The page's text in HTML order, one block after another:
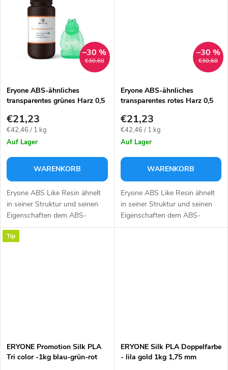
g
t
e
€30,60
–30 %
Eryone ABS-ähnliches
transparentes grünes Harz 0,5
€21,23
Verkaufspreis:
€42,46 / 1 kg
Auf Lager
WARENKORB
Eryone ABS Like Resin ähnelt
in seiner Struktur und seinen
Eigenschaften dem ABS-
Material und ist daher ideal für
den Präzisionsdruck und die
€30,60
–30 %
Eryone ABS-ähnliches
transparentes rotes Harz 0,5
€21,23
Verkaufspreis:
€42,46 / 1 kg
Auf Lager
WARENKORB
Eryone ABS Like Resin ähnelt
in seiner Struktur und seinen
Eigenschaften dem ABS-
Material und ist daher ideal für
Tip
ERYONE Promotion Silk PLA
Tri color -1kg blau-grün-rot
ERYONE Silk PLA Doppelfarbe
- lila gold 1kg 1,75 mm